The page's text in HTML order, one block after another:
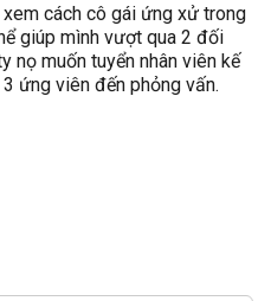
cách cô gái ứng xử trong
giúp mình vượt qua 2 đối
nọ muốn tuyển nhân viên kế
ứng viên đến phỏng vấn.